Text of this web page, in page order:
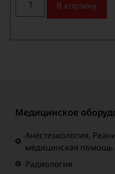
В корзину
Медицинское
Анестезиология,
медицинская помощь
Радиология